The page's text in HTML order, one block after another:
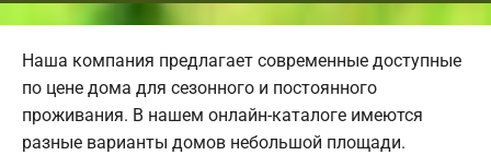
Наша компания предлагает современные доступные
по цене дома для сезонного и постоянного
проживания. В нашем онлайн-каталоге имеются
разные варианты домов небольшой площади.